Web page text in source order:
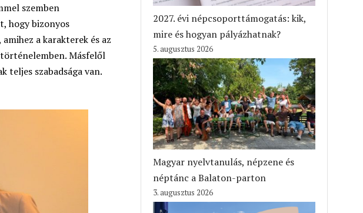
szemben
hogy bizonyos
a karakterek és az
Másfelől
teljes szabadsága van.
2027. évi népcsoporttámogatás: kik,
mire és hogyan pályázhatnak?
5. augusztus 2026
Magyar nyelvtanulás, népzene és
néptánc a Balaton-parton
3. augusztus 2026